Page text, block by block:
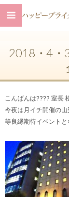
2018・4・
こんばんは???? 室長
今夜は月イチ開催の
等良縁期待イベント